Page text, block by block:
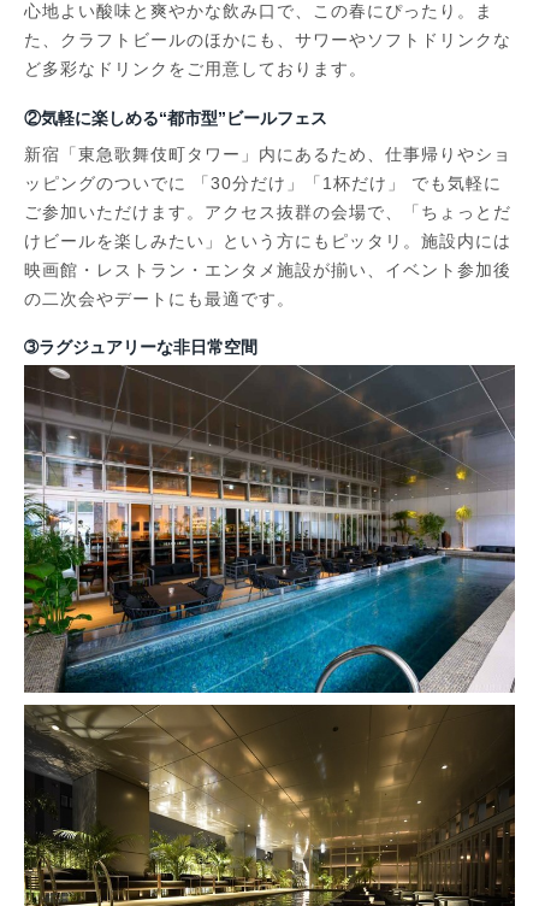
心地よい酸味と爽やかな飲み口で、この春にぴったり。ま
た、クラフトビールのほかにも、サワーやソフトドリンクな
ど多彩なドリンクをご用意しております。
②気軽に楽しめる“都市型”ビールフェス
新宿「東急歌舞伎町タワー」内にあるため、仕事帰りやショ
ッピングのついでに 「30分だけ」「1杯だけ」 でも気軽に
ご参加いただけます。アクセス抜群の会場で、「ちょっとだ
けビールを楽しみたい」という方にもピッタリ。施設内には
映画館・レストラン・エンタメ施設が揃い、イベント参加後
の二次会やデートにも最適です。
➂ラグジュアリーな非日常空間